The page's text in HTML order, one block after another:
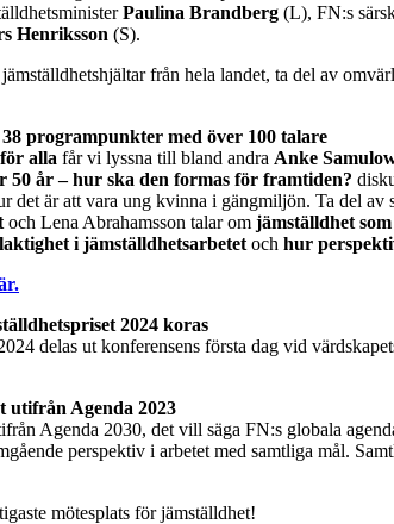
Paulina Brandberg (L), FN:s
Henriksson (S).
från hela landet, ta del av
programpunkter med över 100 talare
för alla får vi lyssna till bland andra Anke
år – hur ska den formas för framtiden?
det är att vara ung kvinna i gängmiljön. Ta del av
och Lena Abrahamsson talar om jämställdhet
i jämställdhetsarbetet och hur
2024 koras
delas ut konferensens första dag vid
utifrån Agenda 2023
Agenda 2030, det vill säga FN:s globala
perspektiv i arbetet med samtliga mål.
mötesplats för jämställdhet!